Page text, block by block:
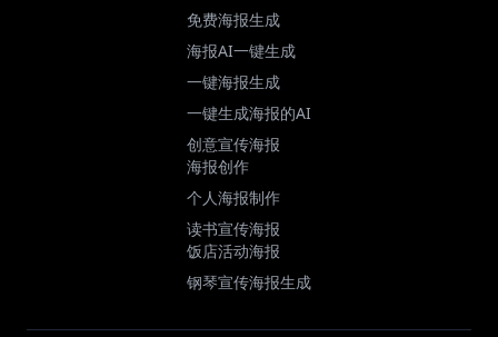
免费海报生成
海报AI一键生成
一键海报生成
一键生成海报的AI
创意宣传海报
海报创作
个人海报制作
读书宣传海报
饭店活动海报
钢琴宣传海报生成